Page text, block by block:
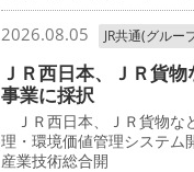
2026.08.05 JR共通(グルー
ＪＲ西日本、ＪＲ貨
事業に採択
ＪＲ西日本、ＪＲ貨物な
理・環境価値管理システム
産業技術総合開